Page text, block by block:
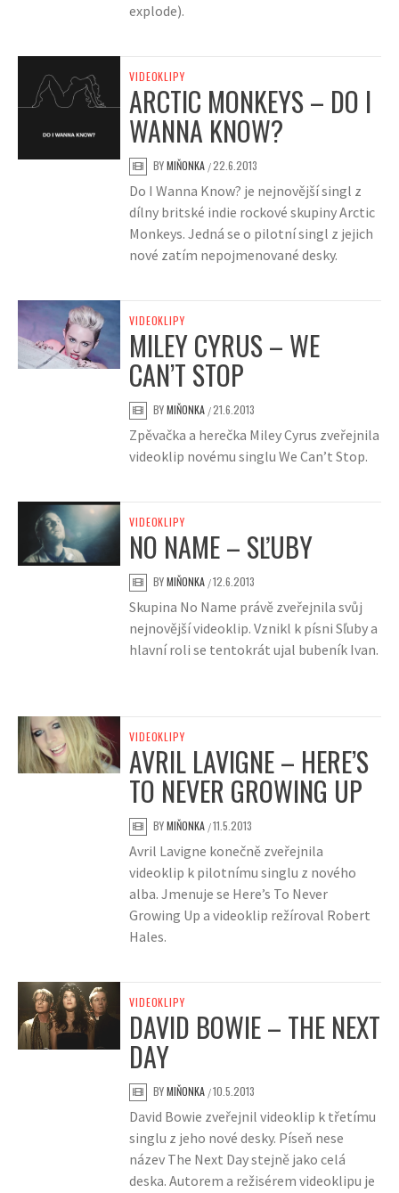
explode).
VIDEOKLIPY
ARCTIC MONKEYS – DO I
WANNA KNOW?
BYMIŇONKA /22.6.2013
Do I Wanna Know? je nejnovější singl z
dílny britské indie rockové skupiny Arctic
Monkeys. Jedná se o pilotní singl z jejich
nové zatím nepojmenované desky.
VIDEOKLIPY
MILEY CYRUS – WE
CAN’T STOP
BYMIŇONKA /21.6.2013
Zpěvačka a herečka Miley Cyrus zveřejnila
videoklip novému singlu We Can’t Stop.
VIDEOKLIPY
NO NAME – SĽUBY
BYMIŇONKA /12.6.2013
Skupina No Name právě zveřejnila svůj
nejnovější videoklip. Vznikl k písni Sľuby a
hlavní roli se tentokrát ujal bubeník Ivan.
VIDEOKLIPY
AVRIL LAVIGNE – HERE’S
TO NEVER GROWING UP
BYMIŇONKA /11.5.2013
Avril Lavigne konečně zveřejnila
videoklip k pilotnímu singlu z nového
alba. Jmenuje se Here’s To Never
Growing Up a videoklip režíroval Robert
Hales.
VIDEOKLIPY
DAVID BOWIE – THE NEXT
DAY
BYMIŇONKA /10.5.2013
David Bowie zveřejnil videoklip k třetímu
singlu z jeho nové desky. Píseň nese
název The Next Day stejně jako celá
deska. Autorem a režisérem videoklipu je